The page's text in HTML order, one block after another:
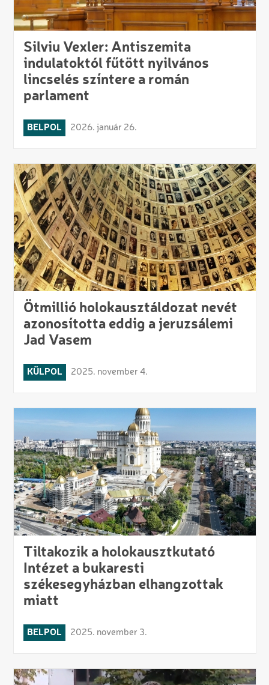
Silviu Vexler: Antiszemita
indulatoktól fűtött nyilvános
lincselés színtere a román
parlament
BELPOL 2026. január 26.
Ötmillió holokausztáldozat nevét
azonosította eddig a jeruzsálemi
Jad Vasem
KÜLPOL 2025. november 4.
Tiltakozik a holokausztkutató
Intézet a bukaresti
székesegyházban elhangzottak
miatt
BELPOL 2025. november 3.